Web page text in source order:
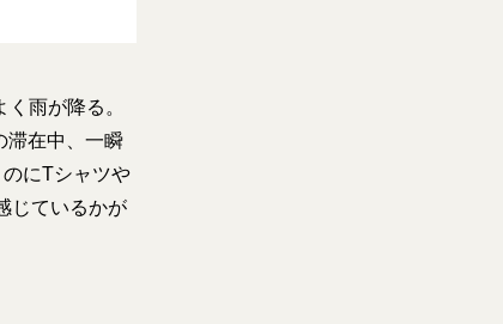
雨が降る。
滞在中、一瞬
にTシャツや
じているかが